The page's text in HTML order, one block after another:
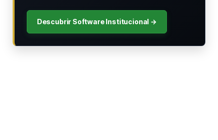
Descubrir Software Institucional →